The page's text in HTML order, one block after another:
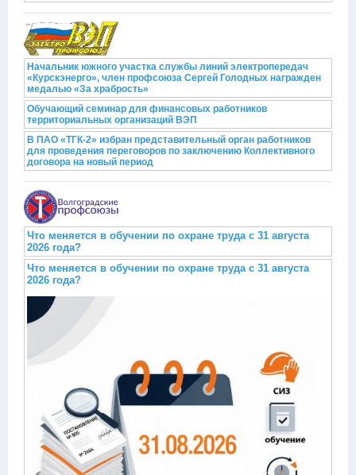
Начальник южного участка службы линий электропередач
«Курскэнерго», член профсоюза Сергей Голодных награжден
медалью «За храбрость»
Обучающий семинар для финансовых работников
территориальных организаций ВЭП
В ПАО «ТГК-2» избран представительный орган работников
для проведения переговоров по заключению Коллективного
договора на новый период
Что меняется в обучении по охране труда с 31 августа
2026 года?
Что меняется в обучении по охране труда с 31 августа
2026 года?